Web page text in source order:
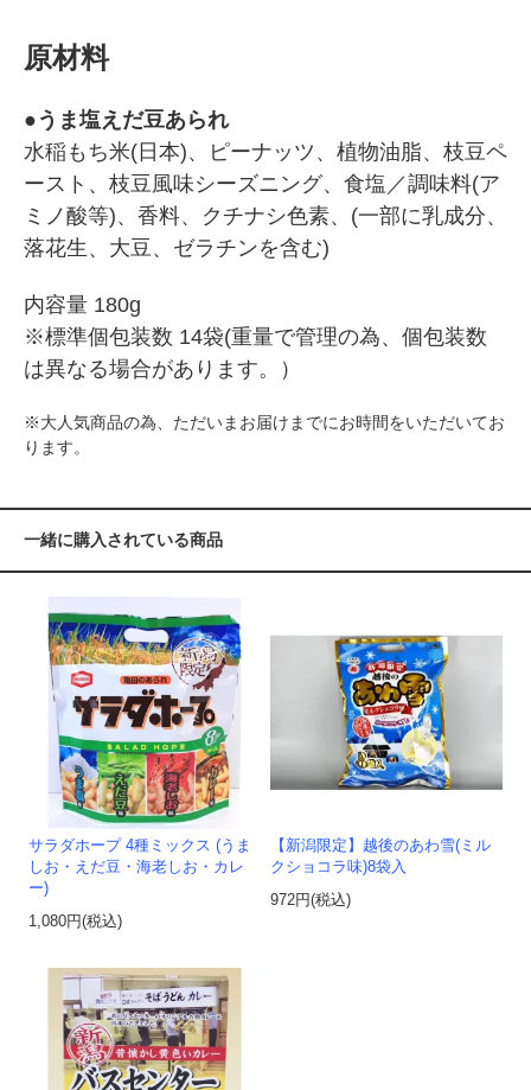
原材料
●うま塩えだ豆あられ
水稲もち米(日本)、ピーナッツ、植物油脂、枝豆ペ
ースト、枝豆風味シーズニング、食塩／調味料(ア
ミノ酸等)、香料、クチナシ色素、(一部に乳成分、
落花生、大豆、ゼラチンを含む)
内容量 180g
※標準個包装数 14袋(重量で管理の為、個包装数
は異なる場合があります。）
※大人気商品の為、ただいまお届けまでにお時間をいただいてお
ります。
一緒に購入されている商品
サラダホープ 4種ミックス (うま
しお・えだ豆・海老しお・カレ
ー)
1,080円(税込)
【新潟限定】越後のあわ雪(ミル
クショコラ味)8袋入
972円(税込)